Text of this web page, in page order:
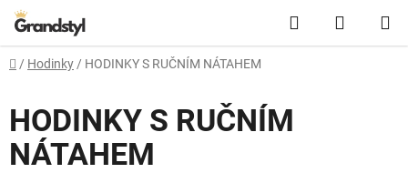
Přejít na obsah Hledat
Domů
/ Hodinky / HODINKY S RUČNÍM NÁTAHEM
HODINKY S RUČNÍM
NÁTAHEM